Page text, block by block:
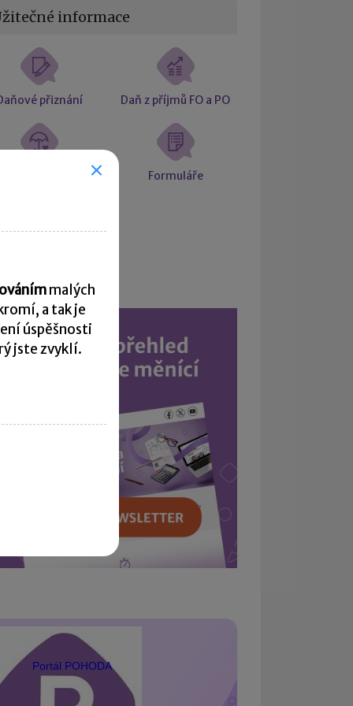
informace
přiznání Daň z příjmů FO a PO
a zdravotní Formuláře
Portál POHODA
malých
a tak je
úspěšnosti
jste zvyklí.